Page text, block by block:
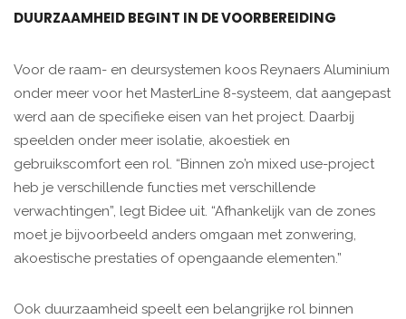
DUURZAAMHEID BEGINT IN DE VOORBEREIDING
Voor de raam- en deursystemen koos Reynaers Aluminium
onder meer voor het MasterLine 8-systeem, dat aangepast
werd aan de specifieke eisen van het project. Daarbij
speelden onder meer isolatie, akoestiek en
gebruikscomfort een rol. “Binnen zo’n mixed use-project
heb je verschillende functies met verschillende
verwachtingen”, legt Bidee uit. “Afhankelijk van de zones
moet je bijvoorbeeld anders omgaan met zonwering,
akoestische prestaties of opengaande elementen.”
Ook duurzaamheid speelt een belangrijke rol binnen